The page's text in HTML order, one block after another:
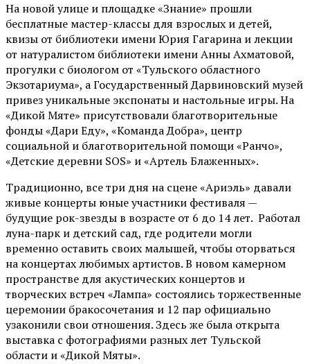
На новой улице и площадке «Знание» прошли
бесплатные мастер-классы для взрослых и детей,
квизы от библиотеки имени Юрия Гагарина и лекции
от натуралистом библиотеки имени Анны Ахматовой,
прогулки с биологом от «Тульского областного
Экзотариума», а Государственный Дарвиновский музей
привез уникальные экспонаты и настольные игры. На
«Дикой Мяте» присутствовали благотворительные
фонды «Дари Еду», «Команда Добра», центр
социальной и благотворительной помощи «Ранчо»,
«Детские деревни SOS» и «Артель Блаженных».
Традиционно, все три дня на сцене«Ариэль» давали
живые концерты юные участники фестиваля —
будущие рок-звезды в возрасте от 6 до 14 лет. Работал
луна-парк и детский сад, где родители могли
временно оставить своих малышей, чтобы оторваться
на концертах любимых артистов. В новом камерном
пространстве для акустических концертов и
творческих встреч «Лампа» состоялись торжественные
церемонии бракосочетания и 12 пар официально
узаконили свои отношения. Здесь же была открыта
выставка с фотографиями разных лет Тульской
области и «Дикой Мяты».